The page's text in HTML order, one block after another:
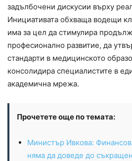
задълбочени дискусии върху
Инициативата обхваща водещи
има за цел да стимулира
професионално развитие, да
стандарти в медицинското
консолидира специалистите в
академична мрежа.
Прочетете още по темата:
Министър Ивкова:
няма да доведе до